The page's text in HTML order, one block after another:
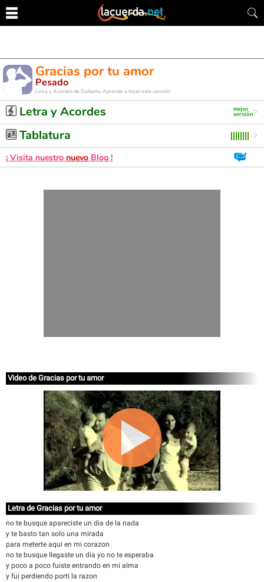
Gracias por tu amor
Pesado
Letra y Acordes de Guitarra. Aprende a tocar esta canción
Letra y Acordes
Tablatura
¡ Visita nuestro nuevo Blog !
Video de Gracias por tu amor
Letra de Gracias por tu amor
no te busque apareciste un dia de la nada
y te basto tan solo una mirada
para meterte aqui en mi corazon
no te busque llegaste un dia yo no te esperaba
y poco a poco fuiste entrando en mi alma
y fui perdiendo porti la razon